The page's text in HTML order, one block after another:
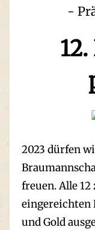
-
2023 dürfen
freuen. Alle
eingereichten
und Gold